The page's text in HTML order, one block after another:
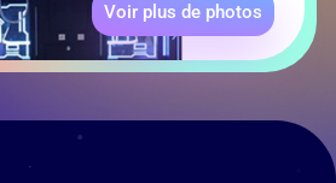
Voir plus de photos